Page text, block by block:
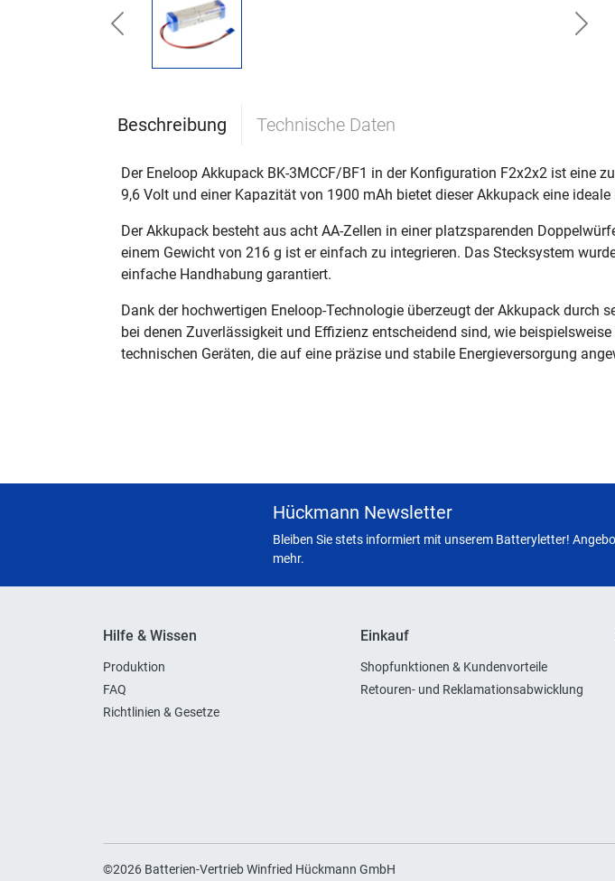
Previous Next
Beschreibung Technische Daten
Der Eneloop Akkupack BK-3MCCF/BF1 in der Konfiguration F2x2x2 ist eine
9,6 Volt und einer Kapazität von 1900 mAh bietet dieser Akkupack eine
Der Akkupack besteht aus acht AA-Zellen in einer platzsparenden
einem Gewicht von 216 g ist er einfach zu integrieren. Das Stecksystem
einfache Handhabung garantiert.
Dank der hochwertigen Eneloop-Technologie überzeugt der Akkupack
bei denen Zuverlässigkeit und Effizienz entscheidend sind, wie
technischen Geräten, die auf eine präzise und stabile Energieversorgung
Hückmann Newsletter
Bleiben Sie stets informiert mit unserem Batteryletter!
mehr.
Hilfe & Wissen
Produktion
FAQ
Richtlinien & Gesetze
Einkauf
Shopfunktionen & Kundenvorteile
Retouren- und Reklamationsabwicklung
©2026 Batterien-Vertrieb Winfried Hückmann GmbH